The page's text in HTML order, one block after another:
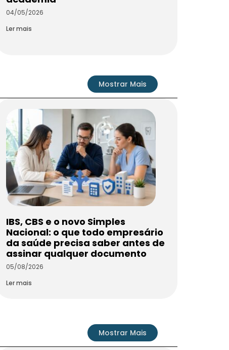
04/05/2026
Ler mais
Mostrar Mais
IBS, CBS e o novo Simples
Nacional: o que todo empresário
da saúde precisa saber antes de
assinar qualquer documento
05/08/2026
Ler mais
Mostrar Mais